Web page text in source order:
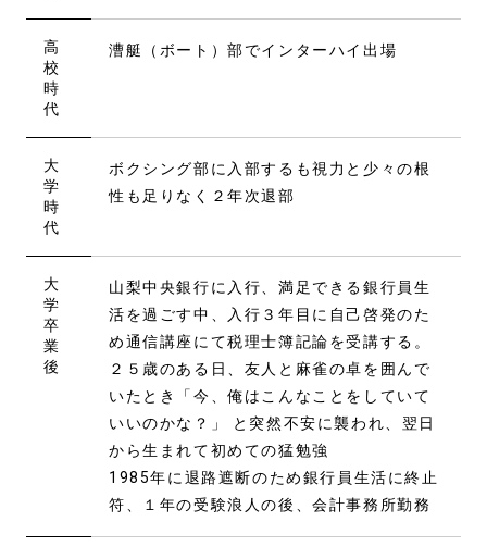
高
校
時
代
漕艇（ボート）部でインターハイ出場
大
学
時
代
ボクシング部に入部するも視力と少々の根
性も足りなく２年次退部
大
学
卒
業
後
山梨中央銀行に入行、満足できる銀行員生
活を過ごす中、入行３年目に自己啓発のた
め通信講座にて税理士簿記論を受講する。
２５歳のある日、友人と麻雀の卓を囲んで
いたとき「今、俺はこんなことをしていて
いいのかな？」 と突然不安に襲われ、翌日
から生まれて初めての猛勉強
1985年に退路遮断のため銀行員生活に終止
符、１年の受験浪人の後、会計事務所勤務